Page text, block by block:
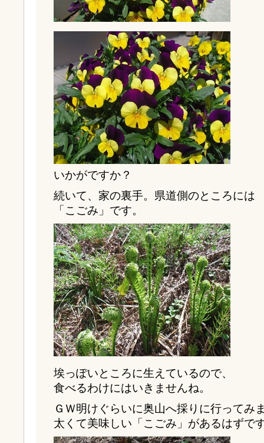
いかがですか？
続いて、家の裏手。県道側のところには
「こごみ」です。
埃っぽいところに生えているので、
食べるわけにはいきませんね。
ＧＷ明けぐらいに奥山へ採りに行ってみ
太くて美味しい「こごみ」があるはずで